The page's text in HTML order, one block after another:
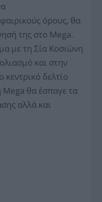
όρους, θα
της στο Mega.
με τη Σία Κοσιώνη
και στην
δελτίο
θα έσπαγε τα
αλλά και